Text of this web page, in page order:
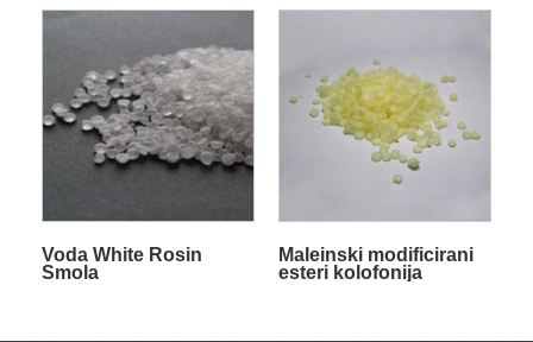
Voda White Rosin
Smola
Maleinski modificirani
esteri kolofonija